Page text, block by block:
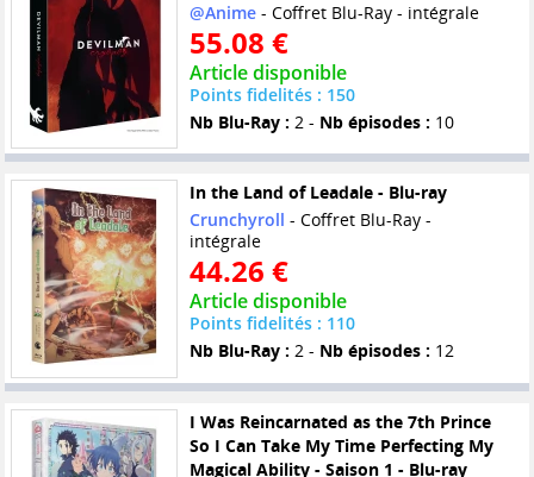
@Anime- Coffret Blu-Ray - intégrale
55.08 €
Article disponible
Points fidelités : 150
Nb Blu-Ray : 2 - Nb épisodes : 10
In the Land of Leadale - Blu-ray
Crunchyroll - Coffret Blu-Ray -
intégrale
44.26 €
Article disponible
Points fidelités : 110
Nb Blu-Ray : 2 - Nb épisodes : 12
I Was Reincarnated as the 7th Prince
So I Can Take My Time Perfecting My
Magical Ability - Saison 1 - Blu-ray